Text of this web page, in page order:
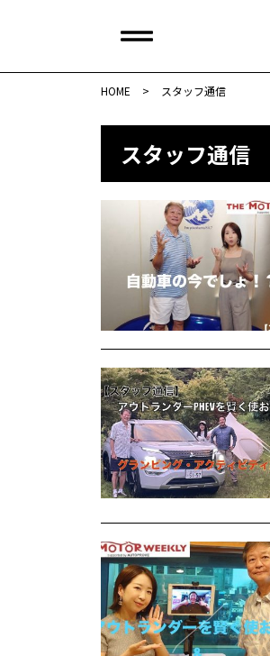
HOME > スタッフ通信
スタッフ通信